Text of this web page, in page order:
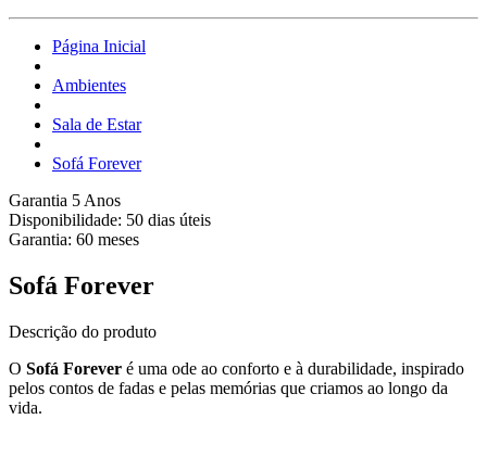
Página Inicial
Ambientes
Sala de Estar
Sofá Forever
Garantia 5 Anos
Disponibilidade: 50 dias úteis
Garantia: 60 meses
Sofá Forever
Descrição do produto
O Sofá Forever é uma ode ao conforto e à durabilidade, inspirado
pelos contos de fadas e pelas memórias que criamos ao longo da
vida.